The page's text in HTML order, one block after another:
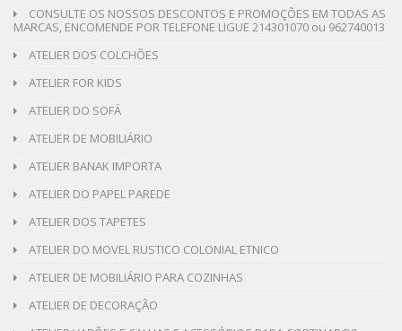
CONSULTE OS NOSSOS DESCONTOS E PROMOÇÕES EM TODAS AS
MARCAS, ENCOMENDE POR TELEFONE LIGUE 214301070 ou 962740013
ATELIER DOS COLCHÕES
ATELIER FOR KIDS
ATELIER DO SOFÁ
ATELIER DE MOBILIÁRIO
ATELIER BANAK IMPORTA
ATELIER DO PAPEL PAREDE
ATELIER DOS TAPETES
ATELIER DO MOVEL RUSTICO COLONIAL ETNICO
ATELIER DE MOBILIÁRIO PARA COZINHAS
ATELIER DE DECORAÇÃO